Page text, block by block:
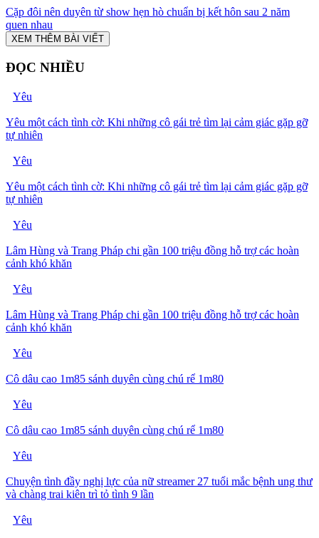
Cặp đôi nên duyên từ show hẹn hò chuẩn bị kết hôn sau 2 năm
quen nhau
XEM THÊM BÀI VIẾT
ĐỌC NHIỀU
Yêu
Yêu một cách tình cờ: Khi những cô gái trẻ tìm lại cảm giác gặp gỡ
tự nhiên
Yêu
Yêu một cách tình cờ: Khi những cô gái trẻ tìm lại cảm giác gặp gỡ
tự nhiên
Yêu
Lâm Hùng và Trang Pháp chi gần 100 triệu đồng hỗ trợ các hoàn
cảnh khó khăn
Yêu
Lâm Hùng và Trang Pháp chi gần 100 triệu đồng hỗ trợ các hoàn
cảnh khó khăn
Yêu
Cô dâu cao 1m85 sánh duyên cùng chú rể 1m80
Yêu
Cô dâu cao 1m85 sánh duyên cùng chú rể 1m80
Yêu
Chuyện tình đầy nghị lực của nữ streamer 27 tuổi mắc bệnh ung thư
và chàng trai kiên trì tỏ tình 9 lần
Yêu